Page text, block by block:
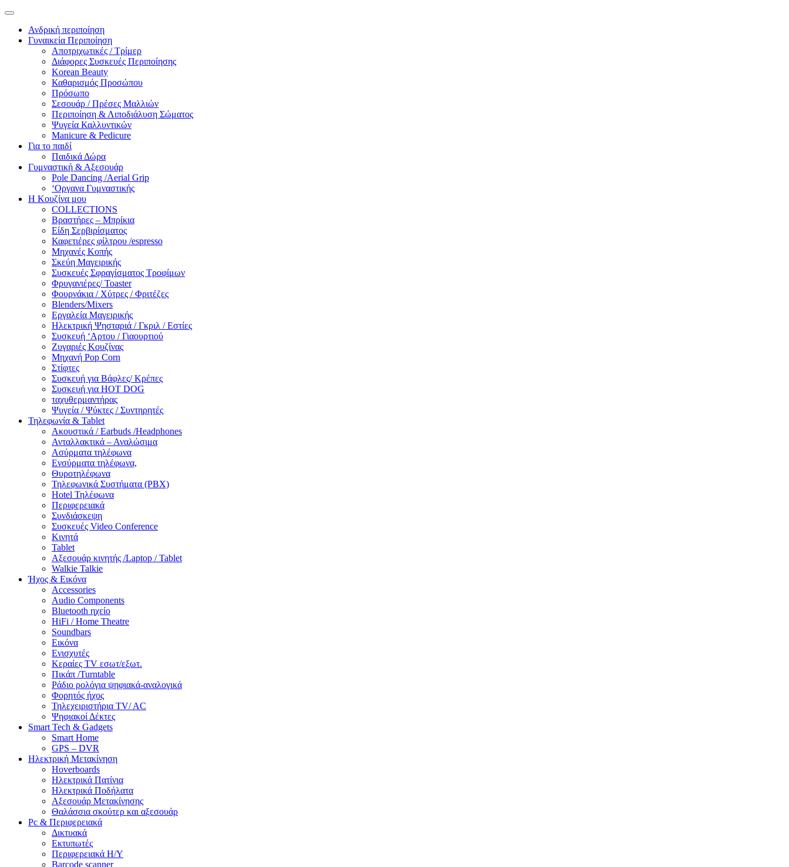
Ανδρική περιποίηση
Γυναικεία Περιποίηση
Αποτριχωτικές / Τρίμερ
Διάφορες Συσκευές Περιποίησης
Korean Beauty
Καθαρισμός Προσώπου
Πρόσωπο
Σεσουάρ / Πρέσες Μαλλιών
Περιποίηση & Λιποδιάλυση Σώματος
Ψυγεία Καλλυντικών
Manicure & Pedicure
Για το παιδί
Παιδικά Δώρα
Γυμναστική & Αξεσουάρ
Pole Dancing /Aerial Grip
‘Οργανα Γυμναστικής
Η Κουζίνα μου
COLLECTIONS
Βραστήρες – Μπρίκια
Είδη Σερβιρίσματος
Καφετιέρες φίλτρου /espresso
Μηχανές Κοπής
Σκεύη Μαγειρικής
Συσκευές Σφραγίσματος Τροφίμων
Φρυγανιέρες/ Toaster
Φουρνάκια / Χύτρες / Φριτέζες
Blenders/Mixers
Εργαλεία Μαγειρικής
Ηλεκτρική Ψησταριά / Γκριλ / Eστίες
Συσκευή ‘Αρτου / Γιαουρτιού
Ζυγαριές Κουζίνας
Μηχανή Pop Corn
Στίφτες
Συσκευή για Βάφλες/ Κρέπες
Συσκευή για HOT DOG
ταχυθερμαντήρας
Ψυγεία / Ψύκτες / Συντηρητές
Τηλεφωνία & Tablet
Ακουστικά / Earbuds /Headphones
Ανταλλακτικά – Αναλώσιμα
Ασύρματα τηλέφωνα
Ενσύρματα τηλέφωνα,
Θυροτηλέφωνα
Τηλεφωνικά Συστήματα (PBX)
Hotel Τηλέφωνα
Περιφερειακά
Συνδιάσκεψη
Συσκευές Video Conference
Κινητά
Tablet
Αξεσουάρ κινητής /Laptop / Tablet
Walkie Talkie
Ήχος & Εικόνα
Accessories
Audio Components
Bluetooth ηχείο
HiFi / Home Theatre
Soundbars
Εικόνα
Ενισχυτές
Κεραίες TV εσωτ/εξωτ.
Πικάπ /Turntable
Ράδιο ρολόγια ψηφιακά-αναλογικά
Φορητός ήχος
Τηλεχειριστήρια TV/ AC
Ψηφιακοί Δέκτες
Smart Tech & Gadgets
Smart Home
GPS – DVR
Ηλεκτρική Μετακίνηση
Hoverboards
Ηλεκτρικά Πατίνια
Ηλεκτρικά Ποδήλατα
Αξεσουάρ Μετακίνησης
Θαλάσσια σκούτερ και αξεσουάρ
Pc & Περιφερειακά
Δικτυακά
Εκτυπωτές
Περιφερειακά Η/Υ
Barcode scanner